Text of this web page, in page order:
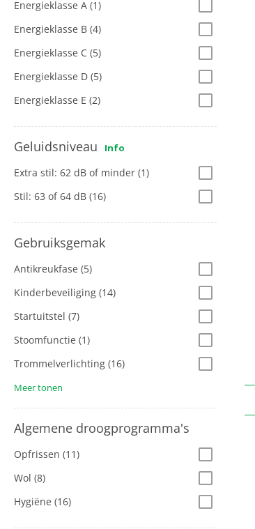
Energieklasse A (1)
Energieklasse B (4)
Energieklasse C (5)
Energieklasse D (5)
Energieklasse E (2)
Geluidsniveau Info
Extra stil: 62 dB of minder (1)
Stil: 63 of 64 dB (16)
Gebruiksgemak
Antikreukfase (5)
Kinderbeveiliging (14)
Startuitstel (7)
Stoomfunctie (1)
Trommelverlichting (16)
Meer tonen
Algemene droogprogramma's
Opfrissen (11)
Wol (8)
Hygiëne (16)